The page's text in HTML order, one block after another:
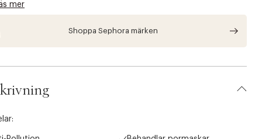
mer
Shoppa Sephora märken